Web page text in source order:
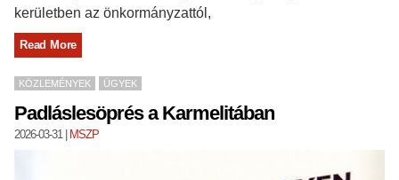
kerületben az önkormányzattól,
Read More
KÖZLEMÉNYEK ÜGYEK
Padláslesöprés a Karmelitában
2026-03-31| MSZP